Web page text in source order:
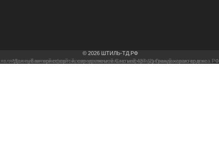
© 2026 ШТИЛЬ-ТД.РФ
*Данный интернет-сайт носит исключительно информационный характер и не является публичной офертой, определяемой Статьей 437 (2) Гражданского кодекса РФ